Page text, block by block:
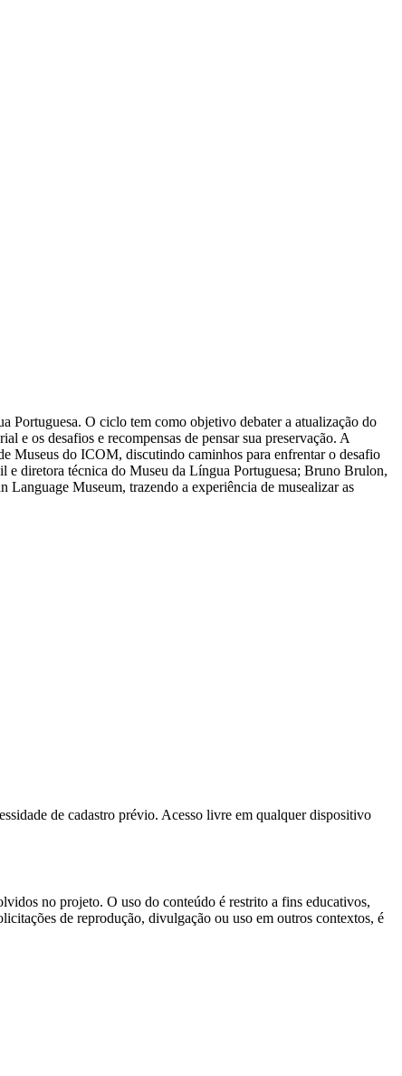
O ciclo tem como objetivo debater a atualização do
e os desafios e recompensas de pensar sua preservação. A
Museus do ICOM, discutindo caminhos para enfrentar o desafio
diretora técnica do Museu da Língua Portuguesa; Bruno Brulon,
Museum, trazendo a experiência de musealizar as
de cadastro prévio. Acesso livre em qualquer dispositivo
no projeto. O uso do conteúdo é restrito a fins educativos,
de reprodução, divulgação ou uso em outros contextos, é